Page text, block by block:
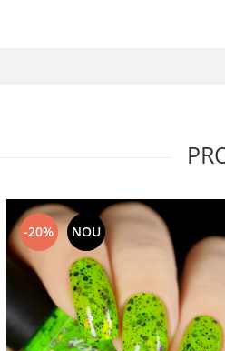
-20% NOU